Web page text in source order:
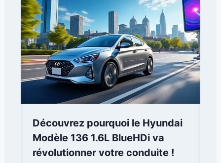
Découvrez pourquoi le Hyundai
Modèle 136 1.6L BlueHDi va
révolutionner votre conduite !